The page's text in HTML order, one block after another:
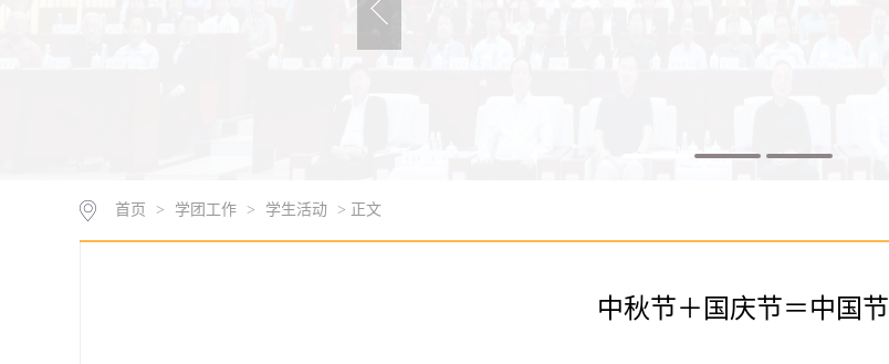
首页 > 学团工作 > 学生活动 > 正文
中秋节＋国庆节＝中国节